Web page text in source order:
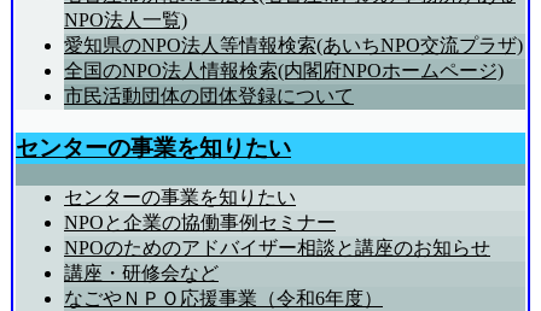
NPO法人一覧)
愛知県のNPO法人等情報検索(あいちNPO交流プラザ)
全国のNPO法人情報検索(内閣府NPOホームページ)
市民活動団体の団体登録について
センターの事業を知りたい
センターの事業を知りたい
NPOと企業の協働事例セミナー
NPOのためのアドバイザー相談と講座のお知らせ
講座・研修会など
なごやＮＰＯ応援事業（令和6年度）